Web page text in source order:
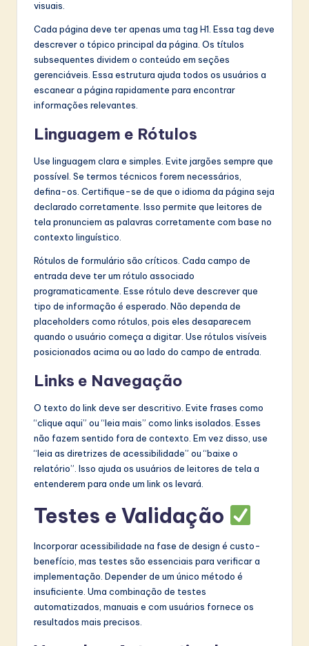
visuais.
Cada página deve ter apenas uma tag H1. Essa tag deve
descrever o tópico principal da página. Os títulos
subsequentes dividem o conteúdo em seções
gerenciáveis. Essa estrutura ajuda todos os usuários a
escanear a página rapidamente para encontrar
informações relevantes.
Linguagem e Rótulos
Use linguagem clara e simples. Evite jargões sempre que
possível. Se termos técnicos forem necessários,
defina-os. Certifique-se de que o idioma da página seja
declarado corretamente. Isso permite que leitores de
tela pronunciem as palavras corretamente com base no
contexto linguístico.
Rótulos de formulário são críticos. Cada campo de
entrada deve ter um rótulo associado
programaticamente. Esse rótulo deve descrever que
tipo de informação é esperado. Não dependa de
placeholders como rótulos, pois eles desaparecem
quando o usuário começa a digitar. Use rótulos visíveis
posicionados acima ou ao lado do campo de entrada.
Links e Navegação
O texto do link deve ser descritivo. Evite frases como
“clique aqui” ou “leia mais” como links isolados. Esses
não fazem sentido fora de contexto. Em vez disso, use
“leia as diretrizes de acessibilidade” ou “baixe o
relatório”. Isso ajuda os usuários de leitores de tela a
entenderem para onde um link os levará.
Testes e Validação
Incorporar acessibilidade na fase de design é custo-
benefício, mas testes são essenciais para verificar a
implementação. Depender de um único método é
insuficiente. Uma combinação de testes
automatizados, manuais e com usuários fornece os
resultados mais precisos.